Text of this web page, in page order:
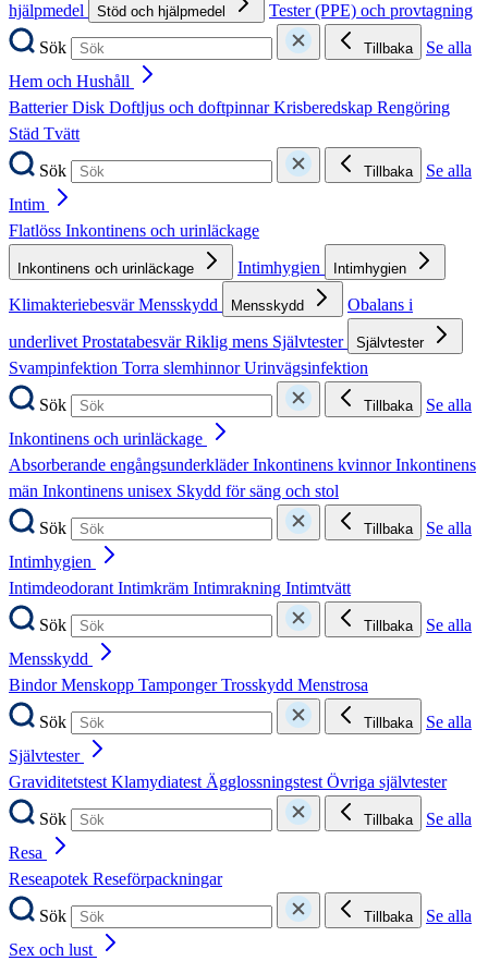
hjälpmedel
Stöd och hjälpmedel
Tester (PPE) och provtagning
Sök
Tillbaka
Se alla
Hem och Hushåll
BatterierDisk Doftljus och doftpinnarKrisberedskap Rengöring
Städ Tvätt
Sök
Tillbaka
Se alla
Intim
Flatlöss Inkontinens och urinläckage
Inkontinens och urinläckage Intimhygien Intimhygien
KlimakteriebesvärMensskydd Mensskydd
Obalans i
underlivetProstatabesvärRiklig mens Självtester Självtester
Svampinfektion Torra slemhinnorUrinvägsinfektion
Sök
Tillbaka
Se alla
Inkontinens och urinläckage
Absorberande engångsunderkläderInkontinens kvinnorInkontinens
män Inkontinens unisex Skydd för säng och stol
Sök
Tillbaka
Se alla
Intimhygien
IntimdeodorantIntimkräm Intimrakning Intimtvätt
Sök
Tillbaka
Se alla
Mensskydd
BindorMenskopp TampongerTrosskydd Menstrosa
Sök
Tillbaka
Se alla
Självtester
GraviditetstestKlamydiatestÄgglossningstestÖvriga självtester
Sök
Tillbaka
Se alla
Resa
Reseapotek Reseförpackningar
Sök
Tillbaka
Se alla
Sex och lust